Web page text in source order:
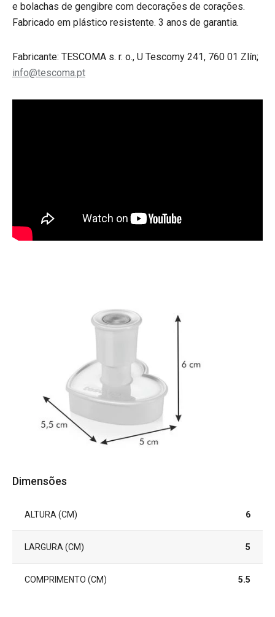
e bolachas de gengibre com decorações de corações.
Fabricado em plástico resistente. 3 anos de garantia.
Fabricante: TESCOMA s. r. o., U Tescomy 241, 760 01 Zlín;
info@tescoma.pt
Dimensões
ALTURA (CM) 6
LARGURA (CM) 5
COMPRIMENTO (CM) 5.5